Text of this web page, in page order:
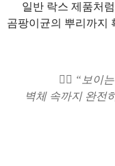
일반 락스 제품처
곰팡이균의 뿌리까지
👷‍♂️ “보이
벽체 속까지 완전